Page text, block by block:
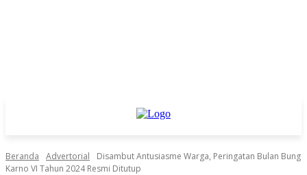
Beranda Advertorial
Disambut Antusiasme Warga, Peringatan Bulan Bung
Karno VI Tahun 2024 Resmi Ditutup